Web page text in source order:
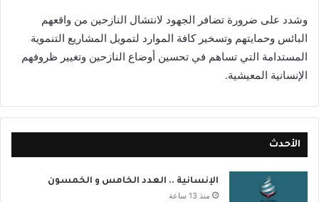
وشدد على ضرورة تضافر الجهود لانتشال النازحين من واقعهم
البائس وحمايتهم وتسخير كافة الموارد لتمويل المشاريع التنموية
المستدامة التي تساهم في تحسين أوضاع النازحين وتغيير ظروفهم
الإنسانية المعيشية.
الأحدث
الإنسانية .. العدد الخامس و الخمسون
منذ 13 ساعة